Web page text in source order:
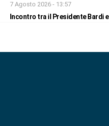
7 Agosto 2026 - 13:57
Incontro tra il Presidente Bardi